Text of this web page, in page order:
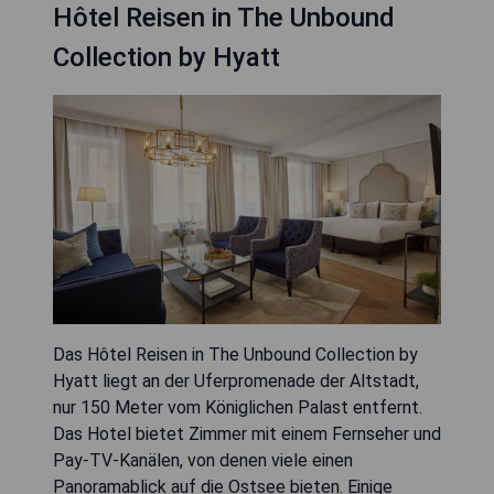
Hôtel Reisen in The Unbound
Collection by Hyatt
Das Hôtel Reisen in The Unbound Collection by
Hyatt liegt an der Uferpromenade der Altstadt,
nur 150 Meter vom Königlichen Palast entfernt.
Das Hotel bietet Zimmer mit einem Fernseher und
Pay-TV-Kanälen, von denen viele einen
Panoramablick auf die Ostsee bieten. Einige